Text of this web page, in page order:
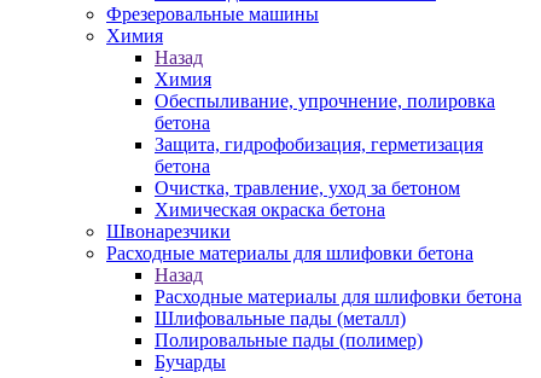
Фрезеровальные машины
Химия
Назад
Химия
Обеспыливание, упрочнение, полировка
бетона
Защита, гидрофобизация, герметизация
бетона
Очистка, травление, уход за бетоном
Химическая окраска бетона
Швонарезчики
Расходные материалы для шлифовки бетона
Назад
Расходные материалы для шлифовки бетона
Шлифовальные пады (металл)
Полировальные пады (полимер)
Бучарды